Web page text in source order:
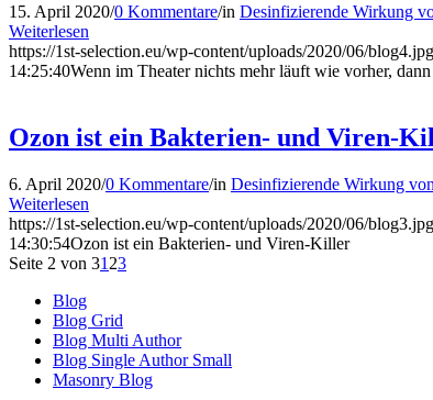
15. April 2020/0 Kommentare/in Desinfizierende Wirkung
Weiterlesen
https://1st-selection.eu/wp-content/uploads/2020/06/blog4.jpg
14:25:40Wenn im Theater nichts mehr läuft wie vorher, dann
Ozon ist ein Bakterien- und Viren-
6. April 2020/0 Kommentare/in Desinfizierende Wirkung
Weiterlesen
https://1st-selection.eu/wp-content/uploads/2020/06/blog3.jpg
14:30:54Ozon ist ein Bakterien- und Viren-Killer
Seite 2 von 31 23
Blog
Blog Grid
Blog Multi Author
Blog Single Author Small
Masonry Blog